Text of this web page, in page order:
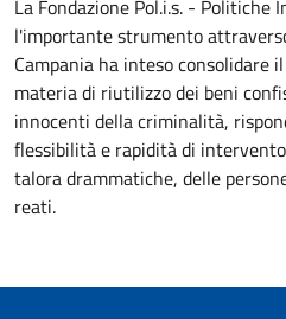
La Fondazione Pol.i.s. - Politiche
l'importante strumento
Campania ha inteso consolidare
materia di riutilizzo dei beni
innocenti della criminalità,
flessibilità e rapidità di
talora drammatiche, delle
reati.